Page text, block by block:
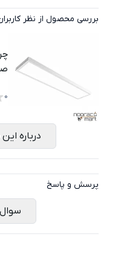
بررسی محصول از نظر
0
درباره
پرسش و پاسخ